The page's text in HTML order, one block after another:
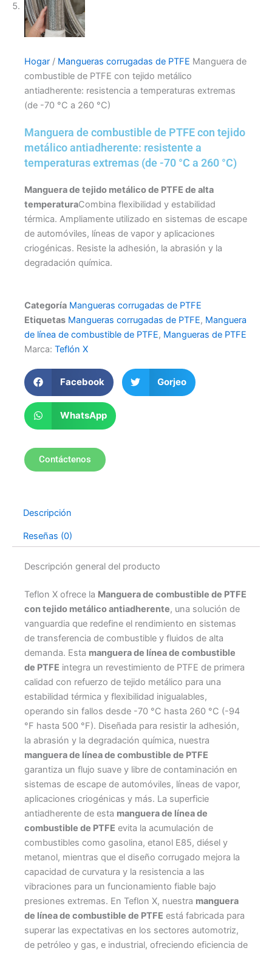
Hogar / Mangueras corrugadas de PTFE Manguera de
combustible de PTFE con tejido metálico
antiadherente: resistencia a temperaturas extremas
(de -70 °C a 260 °C)
Manguera de combustible de PTFE con tejido
metálico antiadherente: resistente a
temperaturas extremas (de -70 °C a 260 °C)
Manguera de tejido metálico de PTFE de alta
temperaturaCombina flexibilidad y estabilidad
térmica. Ampliamente utilizado en sistemas de escape
de automóviles, líneas de vapor y aplicaciones
criogénicas. Resiste la adhesión, la abrasión y la
degradación química.
Categoría Mangueras corrugadas de PTFE
Etiquetas Mangueras corrugadas de PTFE, Manguera
de línea de combustible de PTFE, Mangueras de PTFE
Marca: Teflón X
Facebook Gorjeo
WhatsApp
Contáctenos
Descripción
Reseñas (0)
Descripción general del producto
Teflon X ofrece la Manguera de combustible de PTFE
con tejido metálico antiadherente, una solución de
vanguardia que redefine el rendimiento en sistemas
de transferencia de combustible y fluidos de alta
demanda. Esta manguera de línea de combustible
de PTFE integra un revestimiento de PTFE de primera
calidad con refuerzo de tejido metálico para una
estabilidad térmica y flexibilidad inigualables,
operando sin fallos desde -70 °C hasta 260 °C (-94
°F hasta 500 °F). Diseñada para resistir la adhesión,
la abrasión y la degradación química, nuestra
manguera de línea de combustible de PTFE
garantiza un flujo suave y libre de contaminación en
sistemas de escape de automóviles, líneas de vapor,
aplicaciones criogénicas y más. La superficie
antiadherente de esta manguera de línea de
combustible de PTFE evita la acumulación de
combustibles como gasolina, etanol E85, diésel y
metanol, mientras que el diseño corrugado mejora la
capacidad de curvatura y la resistencia a las
vibraciones para un funcionamiento fiable bajo
presiones extremas. En Teflon X, nuestra manguera
de línea de combustible de PTFE está fabricada para
superar las expectativas en los sectores automotriz,
de petróleo y gas, e industrial, ofreciendo eficiencia de